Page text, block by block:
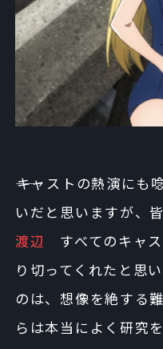
――キャストの熱演に
いだと思いますが、
渡辺
すべてのキャ
り切ってくれたと思
のは、想像を絶する
らは本当によく研究